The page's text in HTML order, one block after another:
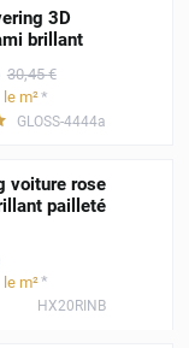
3D
brillant
30,45 €
le m²*
*****
GLOSS-4444a
voiture rose
pailleté
le m²*
HX20RINB